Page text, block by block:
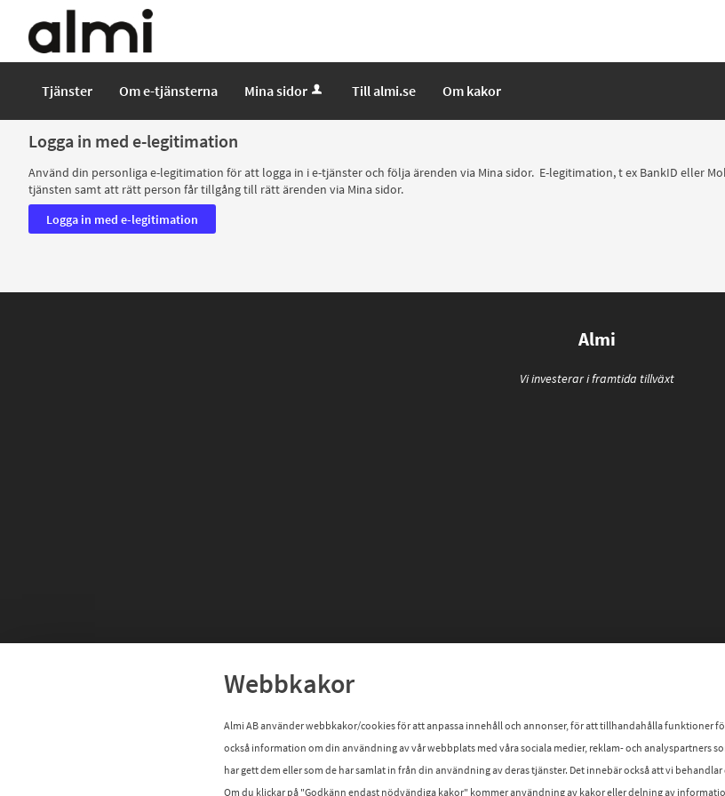
tjäntser
-
Tjänster Om e-tjänsterna Mina sidor Till almi.se Om kakor
Webbkakor
Almi AB använder webbkakor/cookies för att anpassa innehåll och annonser, för att tillhandahålla funktioner
också information om din användning av vår webbplats med våra sociala medier, reklam- och analyspartners
har gett dem eller som de har samlat in från din användning av deras tjänster. Det innebär också att vi
Om du klickar på "Godkänn endast nödvändiga kakor" kommer användning av kakor eller delning av
Logga in med e-legitimation
Använd din personliga e-legitimation för att logga in i e-tjänster och följa ärenden via Mina sidor. E-legitimation, t ex BankID eller
tjänsten samt att rätt person får tillgång till rätt ärenden via Mina sidor.
Almi
Vi investerar i framtida tillväxt